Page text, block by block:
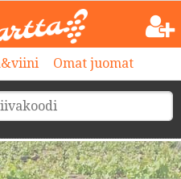
Omat juomat